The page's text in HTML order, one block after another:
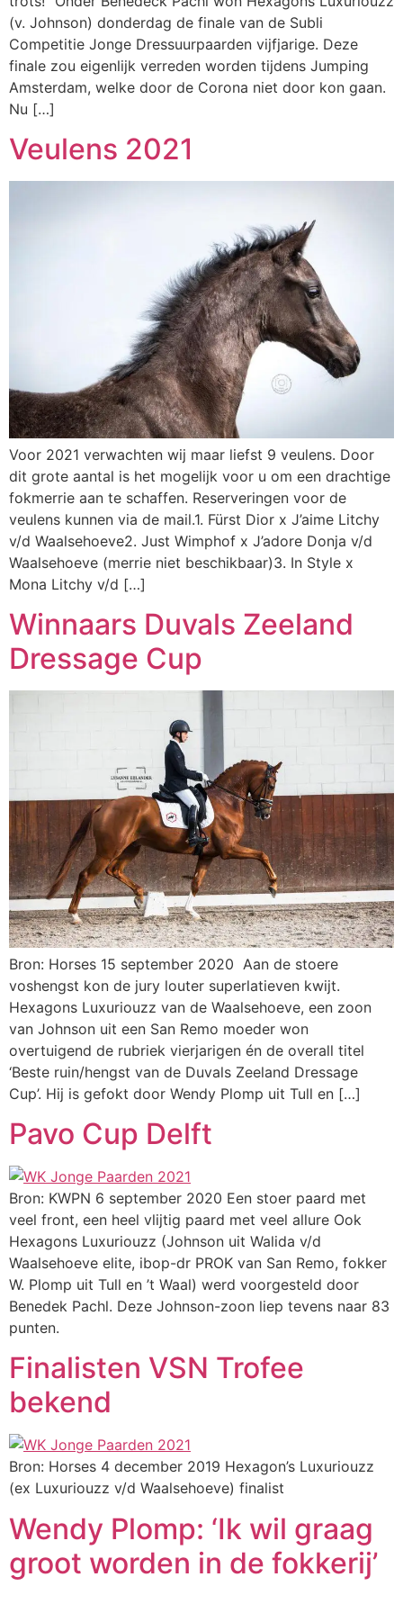
(v. Johnson) donderdag de finale van de Subli
Competitie Jonge Dressuurpaarden vijfjarige. Deze
finale zou eigenlijk verreden worden tijdens Jumping
Amsterdam, welke door de Corona niet door kon gaan.
Nu […]
Veulens 2021
Voor 2021 verwachten wij maar liefst 9 veulens. Door
dit grote aantal is het mogelijk voor u om een drachtige
fokmerrie aan te schaffen. Reserveringen voor de
veulens kunnen via de mail.1. Fürst Dior x J’aime Litchy
v/d Waalsehoeve2. Just Wimphof x J’adore Donja v/d
Waalsehoeve (merrie niet beschikbaar)3. In Style x
Mona Litchy v/d […]
Winnaars Duvals Zeeland
Dressage Cup
Bron: Horses 15 september 2020 Aan de stoere
voshengst kon de jury louter superlatieven kwijt.
Hexagons Luxuriouzz van de Waalsehoeve, een zoon
van Johnson uit een San Remo moeder won
overtuigend de rubriek vierjarigen én de overall titel
‘Beste ruin/hengst van de Duvals Zeeland Dressage
Cup’. Hij is gefokt door Wendy Plomp uit Tull en […]
Pavo Cup Delft
Bron: KWPN 6 september 2020 Een stoer paard met
veel front, een heel vlijtig paard met veel allure Ook
Hexagons Luxuriouzz (Johnson uit Walida v/d
Waalsehoeve elite, ibop-dr PROK van San Remo, fokker
W. Plomp uit Tull en ’t Waal) werd voorgesteld door
Benedek Pachl. Deze Johnson-zoon liep tevens naar 83
punten.
Finalisten VSN Trofee
bekend
Bron: Horses 4 december 2019 Hexagon’s Luxuriouzz
(ex Luxuriouzz v/d Waalsehoeve) finalist
Wendy Plomp: ‘Ik wil graag
groot worden in de fokkerij’